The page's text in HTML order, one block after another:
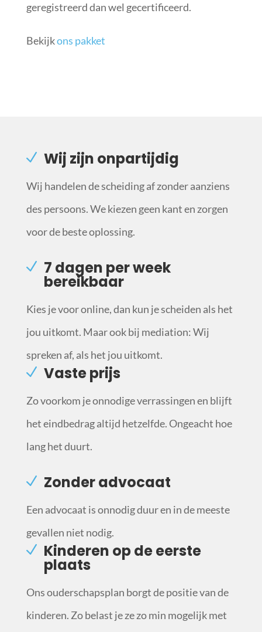
geregistreerd dan wel gecertificeerd.
Bekijkons pakket
Wij zijn onpartijdig
Wij handelen de scheiding af zonder aanziens
des persoons. We kiezen geen kant en zorgen
voor de beste oplossing.
7 dagen per week
bereikbaar
Kies je voor online, dan kun je scheiden als het
jou uitkomt. Maar ook bij mediation: Wij
spreken af, als het jou uitkomt.
Vaste prijs
Zo voorkom je onnodige verrassingen en blijft
het eindbedrag altijd hetzelfde. Ongeacht hoe
lang het duurt.
Zonder advocaat
Een advocaat is onnodig duur en in de meeste
gevallen niet nodig.
Kinderen op de eerste
plaats
Ons ouderschapsplan borgt de positie van de
kinderen. Zo belast je ze zo min mogelijk met